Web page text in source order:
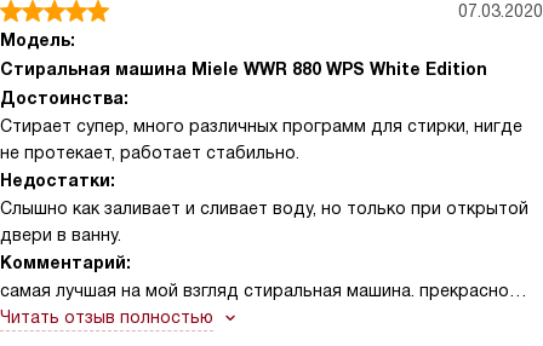
07.03.2020
Модель:
Стиральная машина Miele WWR 880 WPS White Edition
Достоинства:
Стирает супер, много различных программ для стирки, нигде
не протекает, работает стабильно.
Недостатки:
Слышно как заливает и сливает воду, но только при открытой
двери в ванну.
Комментарий:
самая лучшая на мой взгляд стиральная машина. прекрасно
выполняет все свои функции... Отличная вместимость одежды,
Читать отзыв полностью